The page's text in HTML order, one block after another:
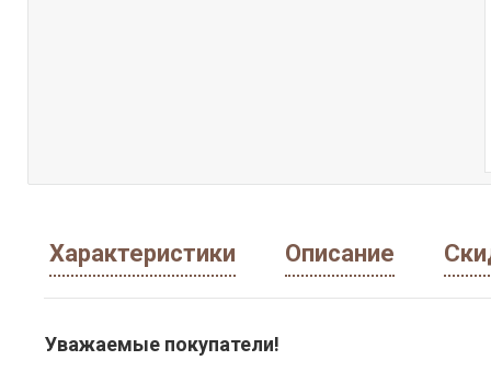
Характеристики Описание
Уважаемые покупатели!